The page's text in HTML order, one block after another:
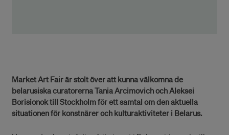
Market Art Fair är stolt över att kunna välkomna de
belarusiska curatorerna Tania Arcimovich och Aleksei
Borisionok till Stockholm för ett samtal om den aktuella
situationen för konstnärer och kulturaktiviteter i Belarus.